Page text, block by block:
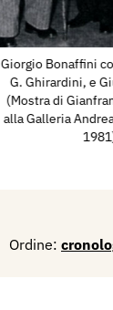
Giorgio Bonaffini
G. Ghirardini, e
(Mostra di
alla Galleria
Ordine: